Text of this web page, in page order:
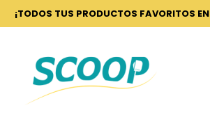
¡TODOS TUS PRODUCTOS FAVORITOS